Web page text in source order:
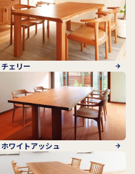
チェリー
ホワイトアッシュ